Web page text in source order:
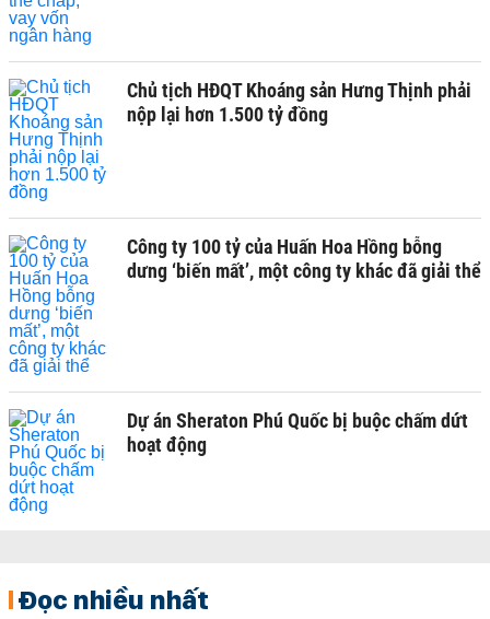
Chủ tịch HĐQT Khoáng sản Hưng Thịnh phải
nộp lại hơn 1.500 tỷ đồng
Công ty 100 tỷ của Huấn Hoa Hồng bỗng
dưng ‘biến mất’, một công ty khác đã giải thể
Dự án Sheraton Phú Quốc bị buộc chấm dứt
hoạt động
Đọc nhiều nhất